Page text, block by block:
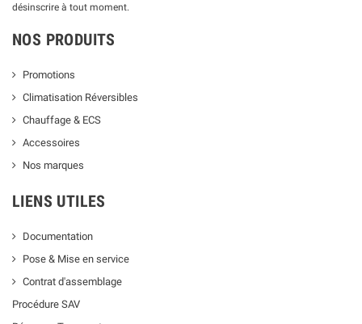
désinscrire à tout moment.
NOS PRODUITS
Promotions
Climatisation Réversibles
Chauffage & ECS
Accessoires
Nos marques
LIENS UTILES
Documentation
Pose & Mise en service
Contrat d'assemblage
Procédure SAV